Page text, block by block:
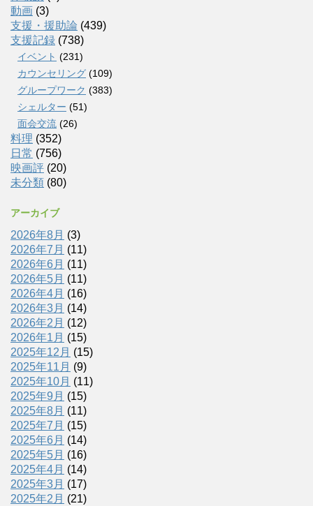
動画 (3)
支援・援助論 (439)
支援記録 (738)
イベント (231)
カウンセリング (109)
グループワーク (383)
シェルター (51)
面会交流 (26)
料理 (352)
日常 (756)
映画評 (20)
未分類 (80)
アーカイブ
2026年8月 (3)
2026年7月 (11)
2026年6月 (11)
2026年5月 (11)
2026年4月 (16)
2026年3月 (14)
2026年2月 (12)
2026年1月 (15)
2025年12月 (15)
2025年11月 (9)
2025年10月 (11)
2025年9月 (15)
2025年8月 (11)
2025年7月 (15)
2025年6月 (14)
2025年5月 (16)
2025年4月 (14)
2025年3月 (17)
2025年2月 (21)